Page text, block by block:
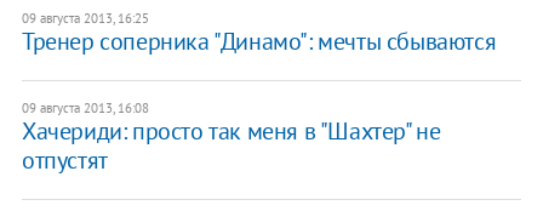
09 августа 2013, 16:25
Тренер соперника "Динамо": мечты сбываются
09 августа 2013, 16:08
Хачериди: просто так меня в "Шахтер" не
отпустят